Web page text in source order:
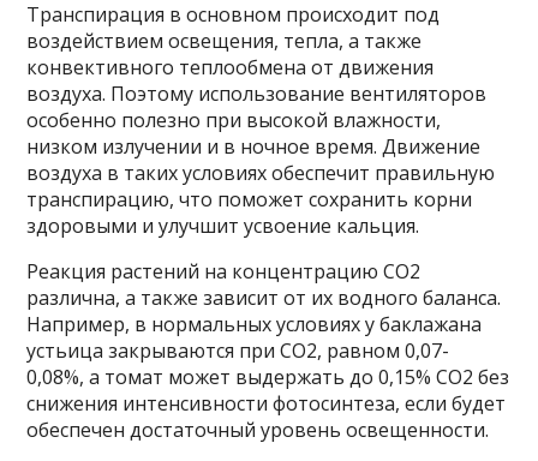
Транспирация в основном происходит под
воздействием освещения, тепла, а также
конвективного теплообмена от движения
воздуха. Поэтому использование вентиляторов
особенно полезно при высокой влажности,
низком излучении и в ночное время. Движение
воздуха в таких условиях обеспечит правильную
транспирацию, что поможет сохранить корни
здоровыми и улучшит усвоение кальция.
Реакция растений на концентрацию СО2
различна, а также зависит от их водного баланса.
Например, в нормальных условиях у баклажана
устьица закрываются при СО2, равном 0,07-
0,08%, а томат может выдержать до 0,15% СО2 без
снижения интенсивности фотосинтеза, если будет
обеспечен достаточный уровень освещенности.